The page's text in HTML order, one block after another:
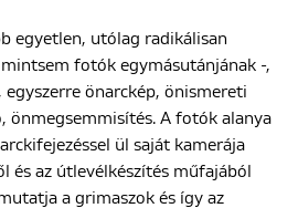
egyetlen, utólag radikálisan
fotók egymásutánjának -,
önarckép, önismereti
önmegsemmisítés. A fotók alanya
ül saját kamerája
és az útlevélkészítés műfajából
a grimaszok és így az